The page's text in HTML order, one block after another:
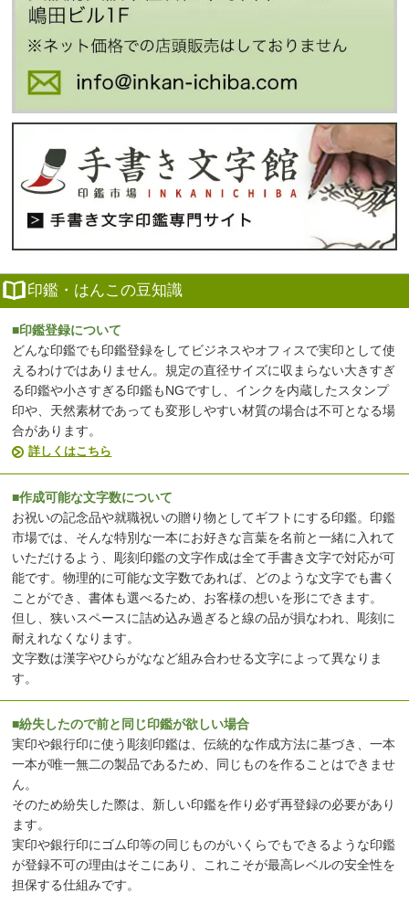
印鑑・はんこの豆知識
■印鑑登録について
どんな印鑑でも印鑑登録をしてビジネスやオフィスで実印として使
えるわけではありません。規定の直径サイズに収まらない大きすぎ
る印鑑や小さすぎる印鑑もNGですし、インクを内蔵したスタンプ
印や、天然素材であっても変形しやすい材質の場合は不可となる場
合があります。
詳しくはこちら
■作成可能な文字数について
お祝いの記念品や就職祝いの贈り物としてギフトにする印鑑。印鑑
市場では、そんな特別な一本にお好きな言葉を名前と一緒に入れて
いただけるよう、彫刻印鑑の文字作成は全て手書き文字で対応が可
能です。物理的に可能な文字数であれば、どのような文字でも書く
ことができ、書体も選べるため、お客様の想いを形にできます。
但し、狭いスペースに詰め込み過ぎると線の品が損なわれ、彫刻に
耐えれなくなります。
文字数は漢字やひらがななど組み合わせる文字によって異なりま
す。
■紛失したので前と同じ印鑑が欲しい場合
実印や銀行印に使う彫刻印鑑は、伝統的な作成方法に基づき、一本
一本が唯一無二の製品であるため、同じものを作ることはできませ
ん。
そのため紛失した際は、新しい印鑑を作り必ず再登録の必要があり
ます。
実印や銀行印にゴム印等の同じものがいくらでもできるような印鑑
が登録不可の理由はそこにあり、これこそが最高レベルの安全性を
担保する仕組みです。